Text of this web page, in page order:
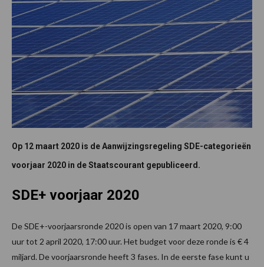
Op 12 maart 2020 is de Aanwijzingsregeling SDE-categorieën
voorjaar 2020 in de Staatscourant gepubliceerd.
SDE+ voorjaar 2020
De SDE+-voorjaarsronde 2020 is open van 17 maart 2020, 9:00
uur tot 2 april 2020, 17:00 uur. Het budget voor deze ronde is € 4
miljard. De voorjaarsronde heeft 3 fases. In de eerste fase kunt u